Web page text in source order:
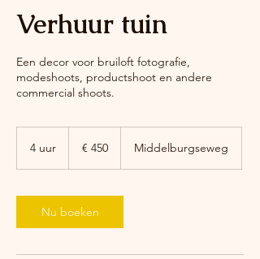
Verhuur tuin
Een decor voor bruiloft fotografie,
modeshoots, productshoot en andere
commercial shoots.
4 uur
r
€ 450 Middelburgseweg
Nu boeken